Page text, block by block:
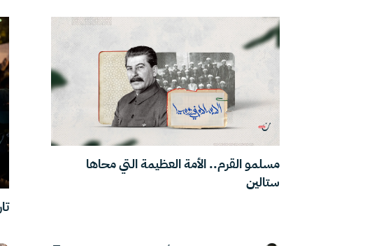
مسلمو القرم.. الأمة العظيمة التي محاها
ستالين